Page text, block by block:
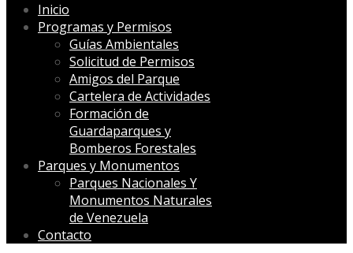
Inicio
Programas y Permisos
Guías Ambientales
Solicitud de Permisos
Amigos del Parque
Cartelera de Actividades
Formación de
Guardaparques y
Bomberos Forestales
Parques y Monumentos
Parques Nacionales Y
Monumentos Naturales
de Venezuela
Contacto